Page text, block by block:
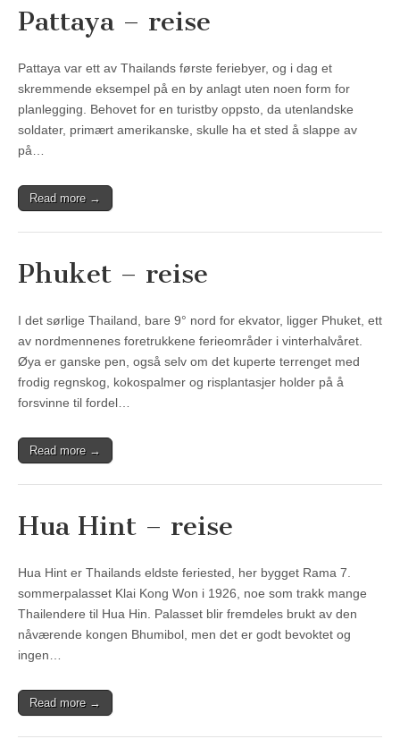
Pattaya – reise
Pattaya var ett av Thailands første feriebyer, og i dag et
skremmende eksempel på en by anlagt uten noen form for
planlegging. Behovet for en turistby oppsto, da utenlandske
soldater, primært amerikanske, skulle ha et sted å slappe av
på…
Read more →
Phuket – reise
I det sørlige Thailand, bare 9° nord for ekvator, ligger Phuket, ett
av nordmennenes foretrukkene ferieområder i vinterhalvåret.
Øya er ganske pen, også selv om det kuperte terrenget med
frodig regnskog, kokospalmer og risplantasjer holder på å
forsvinne til fordel…
Read more →
Hua Hint – reise
Hua Hint er Thailands eldste feriested, her bygget Rama 7.
sommerpalasset Klai Kong Won i 1926, noe som trakk mange
Thailendere til Hua Hin. Palasset blir fremdeles brukt av den
nåværende kongen Bhumibol, men det er godt bevoktet og
ingen…
Read more →